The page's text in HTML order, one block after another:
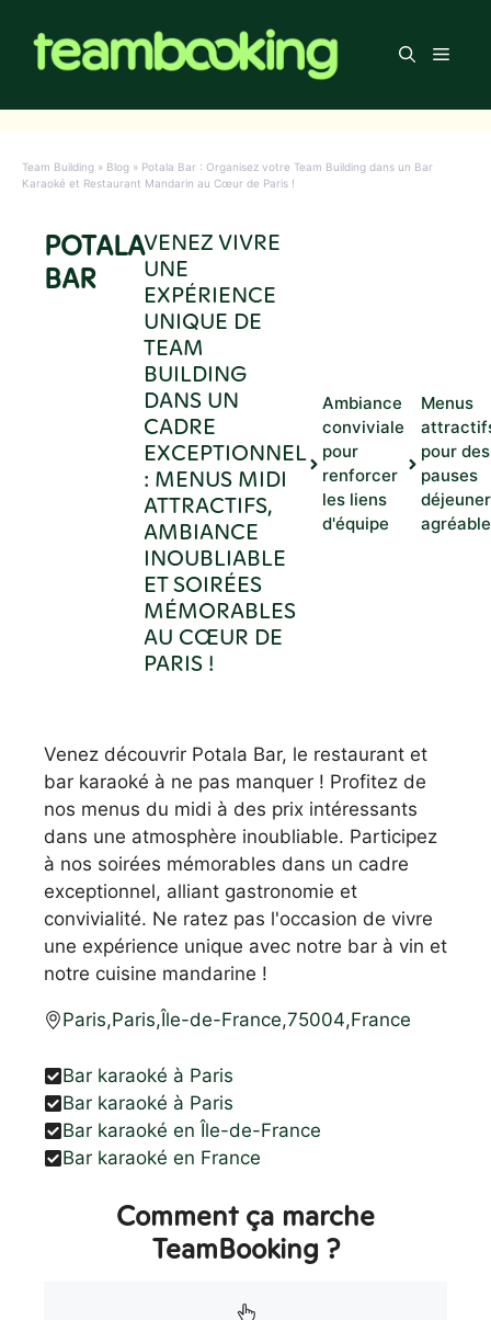
contenu
Menu
Team Building » Blog » Potala Bar : Organisez votre Team Building dans un Bar
Karaoké et Restaurant Mandarin au Cœur de Paris !
POTALA
BAR
VENEZ VIVRE
UNE
EXPÉRIENCE
UNIQUE DE
TEAM
BUILDING
DANS UN
CADRE
EXCEPTIONNEL
: MENUS MIDI
ATTRACTIFS,
AMBIANCE
INOUBLIABLE
ET SOIRÉES
MÉMORABLES
AU CŒUR DE
PARIS !
Ambiance
conviviale
pour
renforcer
les liens
d'équipe
Menus
pour des
pauses
déjeuner
Venez découvrir Potala Bar, le restaurant et
bar karaoké à ne pas manquer ! Profitez de
nos menus du midi à des prix intéressants
dans une atmosphère inoubliable. Participez
à nos soirées mémorables dans un cadre
exceptionnel, alliant gastronomie et
convivialité. Ne ratez pas l'occasion de vivre
une expérience unique avec notre bar à vin et
notre cuisine mandarine !
Paris,Paris,Île-de-France,75004,France
Bar karaoké à Paris
Bar karaoké à Paris
Bar karaoké en Île-de-France
Bar karaoké en France
Comment ça marche
TeamBooking ?